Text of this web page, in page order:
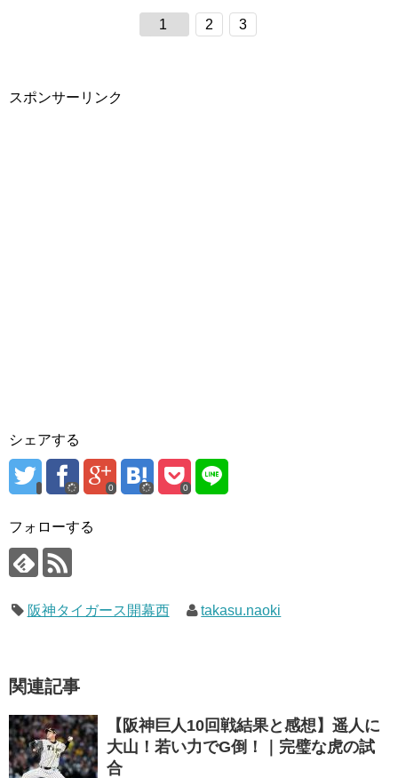
1 2 3
スポンサーリンク
シェアする
0 0
フォローする
阪神タイガース開幕西 takasu.naoki
関連記事
【阪神巨人10回戦結果と感想】遥人に
大山！若い力でG倒！｜完璧な虎の試
合